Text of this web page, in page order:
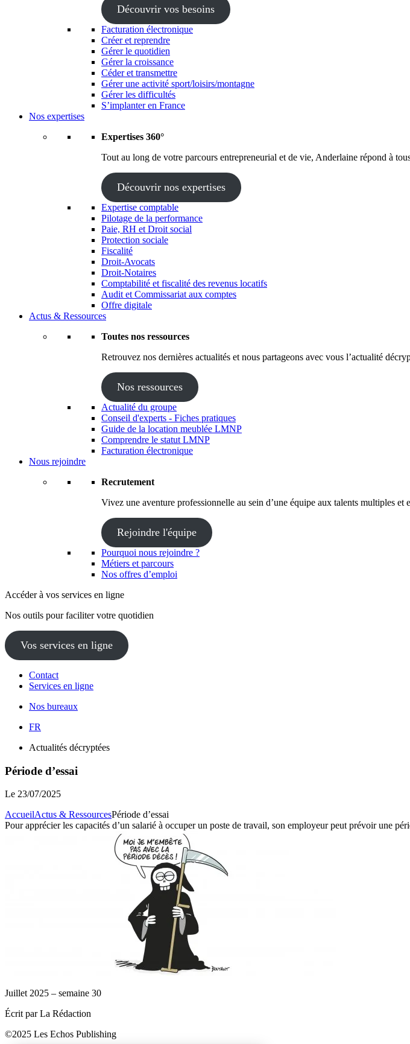
Découvrir vos besoins
Facturation électronique
Créer et reprendre
Gérer le quotidien
Gérer la croissance
Céder et transmettre
Gérer une activité sport/loisirs/montagne
Gérer les difficultés
S’implanter en France
Nos expertises
Expertises 360°
Tout au long de votre parcours entrepreneurial et de vie, Anderlaine répond à
Découvrir nos expertises
Expertise comptable
Pilotage de la performance
Paie, RH et Droit social
Protection sociale
Fiscalité
Droit-Avocats
Droit-Notaires
Comptabilité et fiscalité des revenus locatifs
Audit et Commissariat aux comptes
Offre digitale
Actus & Ressources
Toutes nos ressources
Retrouvez nos dernières actualités et nous partageons avec vous l’actualité
Nos ressources
Actualité du groupe
Conseil d'experts - Fiches pratiques
Guide de la location meublée LMNP
Comprendre le statut LMNP
Facturation électronique
Nous rejoindre
Recrutement
Vivez une aventure professionnelle au sein d’une équipe aux talents multiples et
Rejoindre l'équipe
Pourquoi nous rejoindre ?
Métiers et parcours
Nos offres d’emploi
Accéder à vos services en ligne
Nos outils pour faciliter votre quotidien
Vos services en ligne
Contact
Services en ligne
Nos bureaux
FR
Actualités décryptées
Période d’essai
Le 23/07/2025
AccueilActus & RessourcesPériode d’essai
Pour apprécier les capacités d’un salarié à occuper un poste de travail, son employeur peut prévoir une
Juillet 2025 – semaine 30
Écrit par La Rédaction
©2025 Les Echos Publishing